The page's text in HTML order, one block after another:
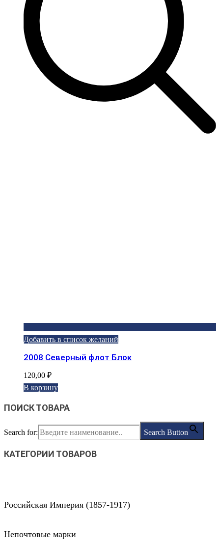
Добавить в список желаний
2008 Северный флот Блок
120,00 ₽
В корзину
ПОИСК ТОВАРА
Search for: Search Button
КАТЕГОРИИ ТОВАРОВ
Российская Империя (1857-1917)
Непочтовые марки